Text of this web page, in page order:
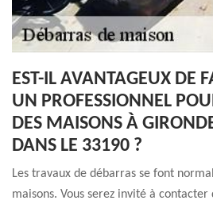
EST-IL AVANTAGEUX DE
UN PROFESSIONNEL
DES MAISONS À
DANS LE 33190 ?
Les travaux de débarras se font
maisons. Vous serez invité à